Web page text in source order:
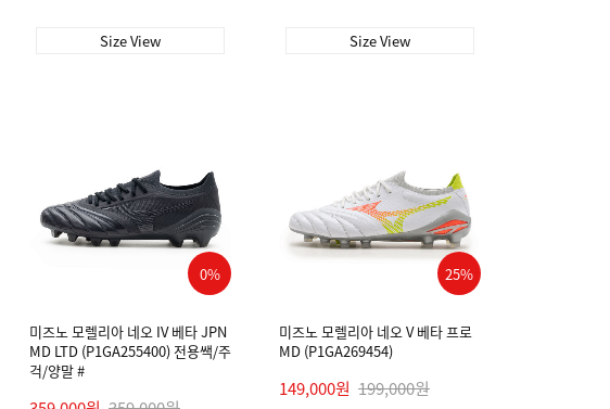
Size View Size View
0%
미즈노 모렐리아 네오 IV 베타 JPN
MD LTD (P1GA255400) 전용쌕/주
걱/양말 #
25%
미즈노 모렐리아 네오 V 베타 프로
MD (P1GA269454)
149,000원 199,000원